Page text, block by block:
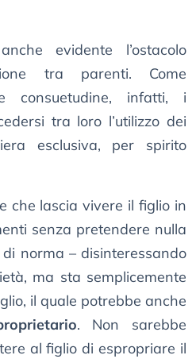
evidente l’ostacolo
tra parenti. Come
consuetudine, infatti, i
tra loro l’utilizzo dei
esclusiva, per spirito
che lascia vivere il figlio in
senza pretendere nulla
norma – disinteressando
ma sta semplicemente
il quale potrebbe anche
. Non sarebbe
al figlio di espropriare il